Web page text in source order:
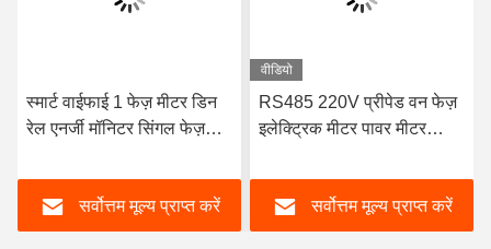
स्मार्ट वाईफाई 1 फेज़ मीटर डिन
रेल एनर्जी मॉनिटर सिंगल फेज़
सर्वोत्तम मूल्य प्राप्त करें
वीडियो
RS485 220V प्रीपेड वन फेज़
इलेक्ट्रिक मीटर पावर मीटर
सर्वोत्तम मूल्य प्राप्त करें